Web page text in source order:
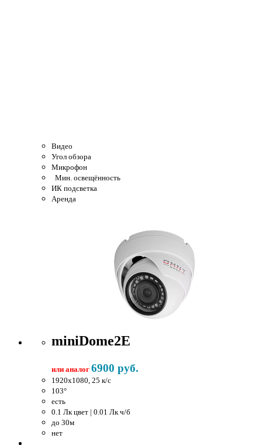
Видео
Угол обзора
Микрофон
Мин. освещённость
ИК подсветка
Аренда
miniDome2E
или аналог 6900 руб.
1920x1080, 25 к/c
103°
есть
0.1 Лк цвет | 0.01 Лк ч/б
до 30м
нет